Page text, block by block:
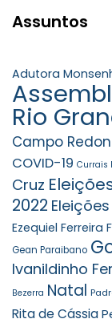
Assuntos
Adutora
Rio
Campo
COVID-19 Currais
Cruz
2022
Ezequiel Ferreira
Gean Paraibano
Ivanildinho
Bezerra Natal
Rita de Cássia